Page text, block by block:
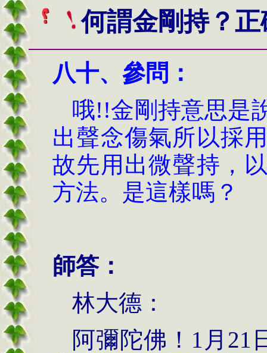
何謂金剛持？
八十、 參問：
哦!!金剛持意思是
出聲念傷氣所以採
故先用出微聲持，
方法。是這樣嗎 ？
師答：
林大德：
阿彌陀佛！1月21